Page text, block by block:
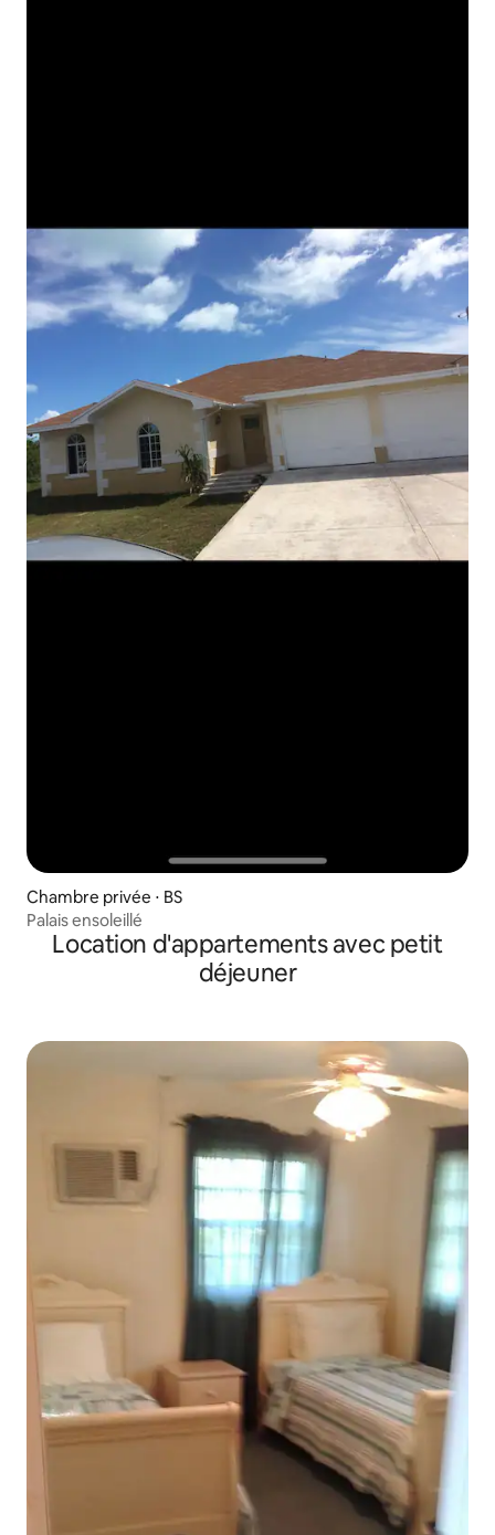
Chambre privée ⋅ BS
Palais ensoleillé
Location d'appartements avec petit
déjeuner